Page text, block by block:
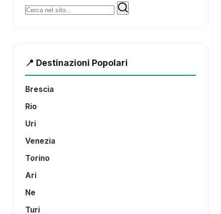
Cerca:
📍 Destinazioni Popolari
Brescia
Rio
Uri
Venezia
Torino
Ari
Ne
Turi